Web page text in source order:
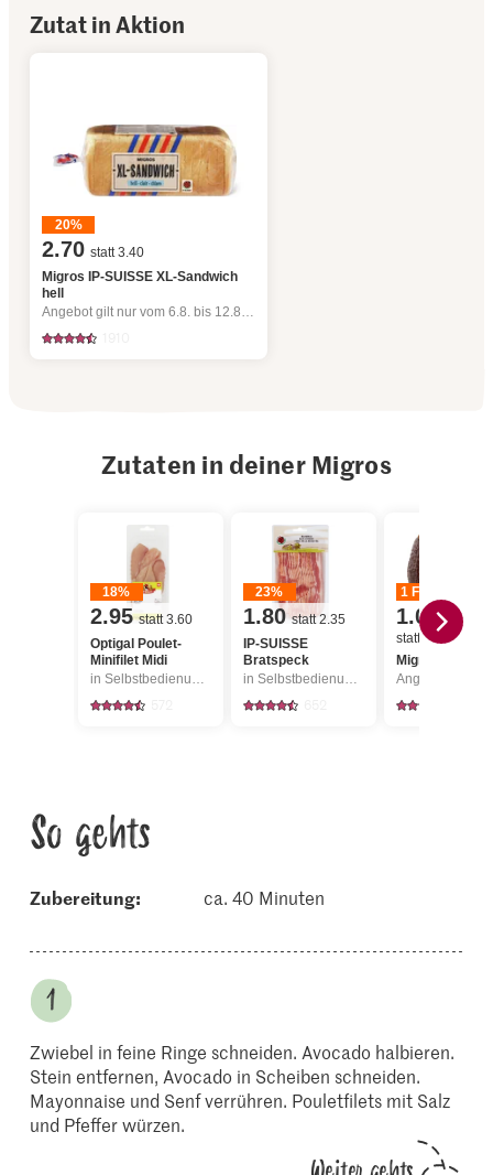
Zutat in Aktion
20%
2.70 statt 3.40
Migros IP-SUISSE XL-Sandwich
hell
Angebot gilt nur vom 6.8. bis 12.8.2026, solange Vorrat.
Zutaten in deiner Migros
18%
2.95 statt 3.60
Optigal Poulet-
Minifilet Midi
in Selbstbedienung, Angebot gilt nur vom 6.8. bis 12.8.2026, solange Vorrat.
23%
1.80 statt 2.35
IP-SUISSE
Bratspeck
in Selbstbedienung, Angebot gilt nur vom 6.8. bis 12.8.2026, solange Vorrat.
1 Franken
1.00
statt undefined
Migros
So gehts
Zubereitung: ca. 40 Minuten
Zwiebel in feine Ringe schneiden. Avocado halbieren.
Stein entfernen, Avocado in Scheiben schneiden.
Mayonnaise und Senf verrühren. Pouletfilets mit Salz
und Pfeffer würzen.